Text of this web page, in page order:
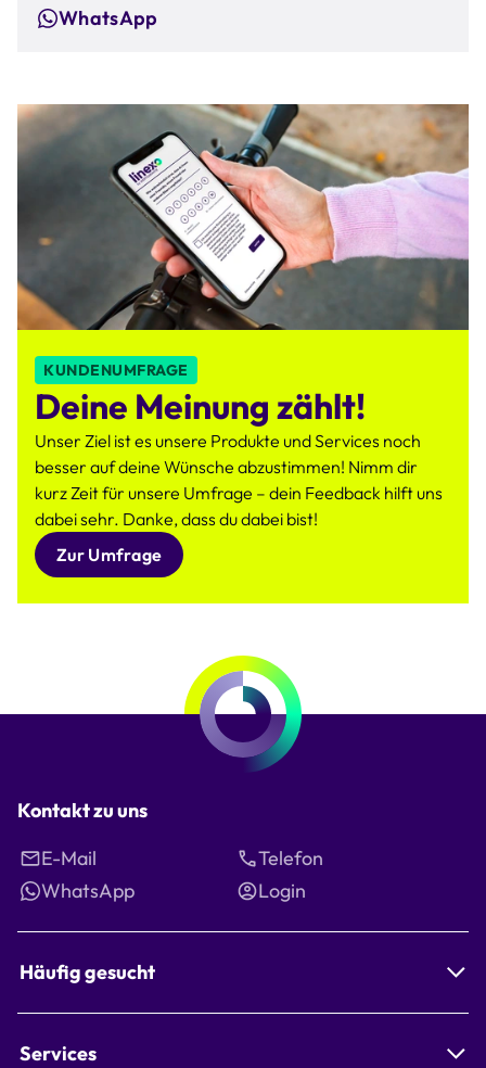
WhatsApp
KUNDENUMFRAGE
Deine Meinung zählt!
Unser Ziel ist es unsere Produkte und Services noch
besser auf deine Wünsche abzustimmen! Nimm dir
kurz Zeit für unsere Umfrage – dein Feedback hilft uns
dabei sehr. Danke, dass du dabei bist!
Zur Umfrage
Kontakt zu uns
E-Mail
Telefon
WhatsApp
Login
Häufig gesucht
Services